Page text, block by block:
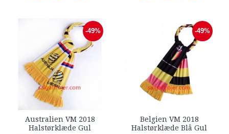
-49%
Australien VM 2018
Halstørklæde Gul
-49%
Belgien VM 2018
Halstørklæde Blå Gul